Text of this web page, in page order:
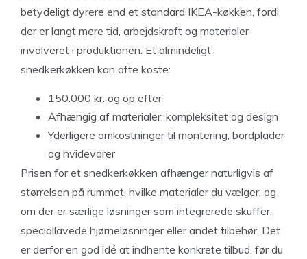
betydeligt dyrere end et standard IKEA-køkken, fordi
der er langt mere tid, arbejdskraft og materialer
involveret i produktionen. Et almindeligt
snedkerkøkken kan ofte koste:
150.000 kr. og op efter
Afhængig af materialer, kompleksitet og design
Yderligere omkostninger til montering, bordplader
og hvidevarer
Prisen for et snedkerkøkken afhænger naturligvis af
størrelsen på rummet, hvilke materialer du vælger, og
om der er særlige løsninger som integrerede skuffer,
speciallavede hjørneløsninger eller andet tilbehør. Det
er derfor en god idé at indhente konkrete tilbud, før du